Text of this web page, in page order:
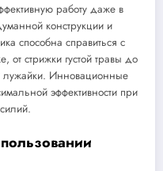
работу даже в
конструкции и
способна справиться с
стрижки густой травы до
лужайки. Инновационные
эффективности при